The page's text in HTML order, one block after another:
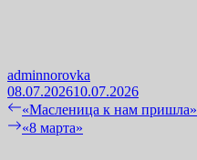
adminnorovka
08.07.202610.07.2026
Навигация
по
Previous
post:
«Масленица к нам пришла»
Next
«8 марта»